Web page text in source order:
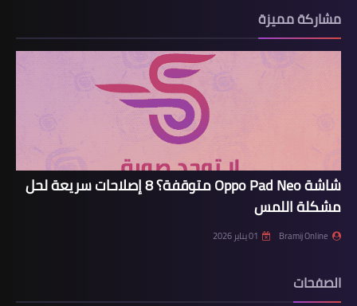
مشاركة مميزة
شاشة Oppo Pad Neo متوقفة؟ 8 إصلاحات سريعة لحل
مشكلة اللمس
Bramij Online 01 يناير 2026
الصفحات